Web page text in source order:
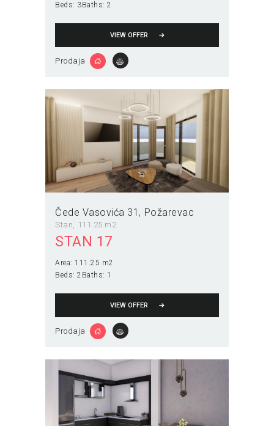
Beds: 3Baths: 2
VIEW OFFER
Prodaja
Čede Vasovića 31 Požarevac
Stan 111.25 m2
STAN 17
Area: 111.25 m2
Beds: 2 Baths: 1
VIEW OFFER
Prodaja